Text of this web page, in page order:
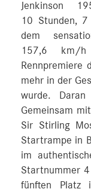
Jenkinson
10 Stunden,
dem
157,6 km/
Rennpremiere
mehr in der
wurde. Daran
Gemeinsam
Sir Stirling
Startrampe in
im
Startnummer
fünften Platz